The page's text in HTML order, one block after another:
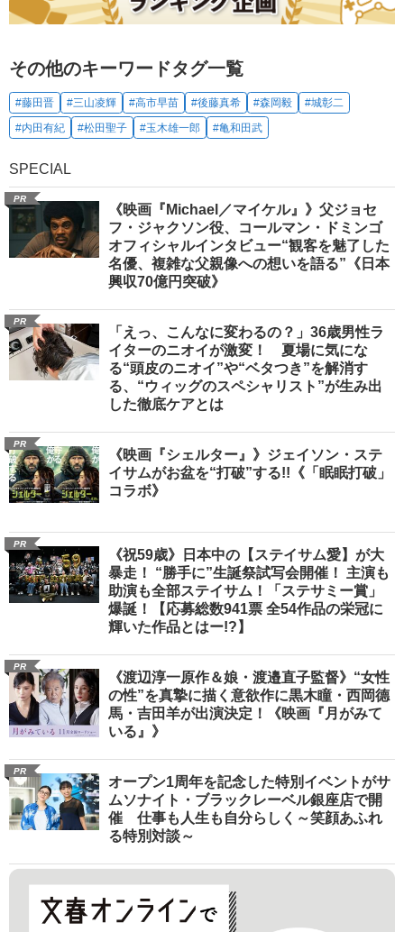
その他のキーワードタグ一覧
#藤田晋 #三山凌輝 #高市早苗 #後藤真希 #森岡毅
#城彰二
#内田有紀
#松田聖子 #玉木雄一郎 #亀和田武
SPECIAL
PR
《映画『Michael／マイケル』》父ジョセ
フ・ジャクソン役、コールマン・ドミンゴ
オフィシャルインタビュー“観客を魅了した
名優、複雑な父親像への想いを語る”《日本
興収70億円突破》
PR
「えっ、こんなに変わるの？」36歳男性ラ
イターのニオイが激変！ 夏場に気にな
る“頭皮のニオイ”や“ベタつき”を解消す
る、“ウィッグのスペシャリスト”が生み出
した徹底ケアとは
PR
《映画『シェルター』》ジェイソン・ステ
イサムがお盆を“打破”する!!《「眠眠打破」
コラボ》
PR
《祝59歳》日本中の【ステイサム愛】が大
暴走！ “勝手に”生誕祭試写会開催！ 主演も
助演も全部ステイサム！「ステサミー賞」
爆誕！【応募総数941票 全54作品の栄冠に
輝いた作品とはー!?】
PR
《渡辺淳一原作＆娘・渡邉直子監督》“女性
の性”を真摯に描く意欲作に黒木瞳・西岡德
馬・吉田羊が出演決定！《映画『月がみて
いる』》
PR
オープン1周年を記念した特別イベントがサ
ムソナイト・ブラックレーベル銀座店で開
催 仕事も人生も自分らしく～笑顔あふれ
る特別対談～